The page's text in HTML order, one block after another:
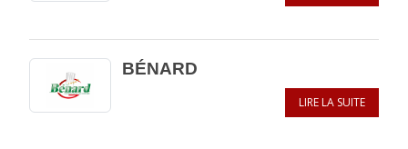
BÉNARD
LIRE LA SUITE